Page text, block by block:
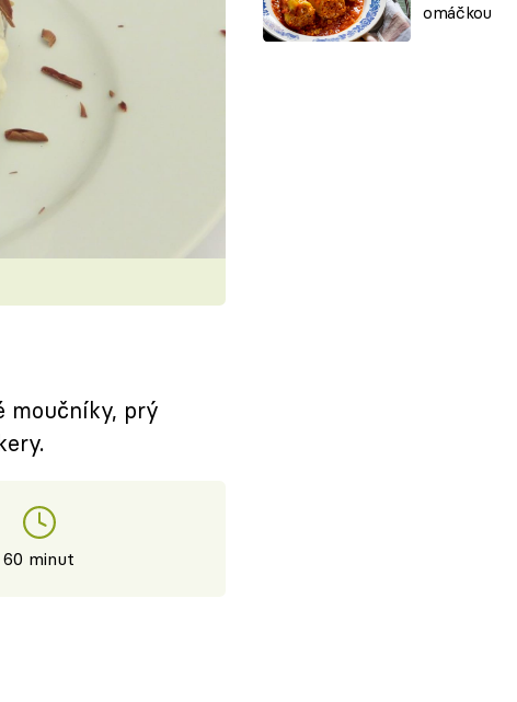
omáčkou
moučníky, prý
60 minut